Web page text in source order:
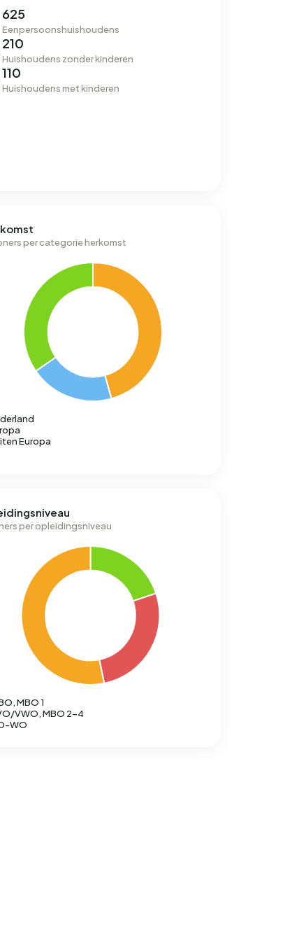
625
Eenpersoonshuishoudens
210
Huishoudens zonder kinderen
110
Huishoudens met kinderen
per categorie herkomst
Europa
per opleidingsniveau
MBO 1
VWO, MBO 2-4
WO